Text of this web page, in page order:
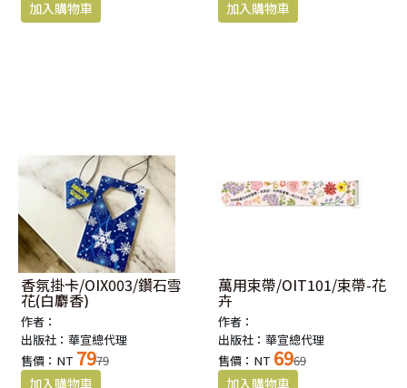
香氛掛卡/OIX003/鑽石雪
花(白麝香)
作者：
出版社：華宣總代理
售價：NT 7979
萬用束帶/OIT101/束帶-花
卉
作者：
出版社：華宣總代理
售價：NT 6969